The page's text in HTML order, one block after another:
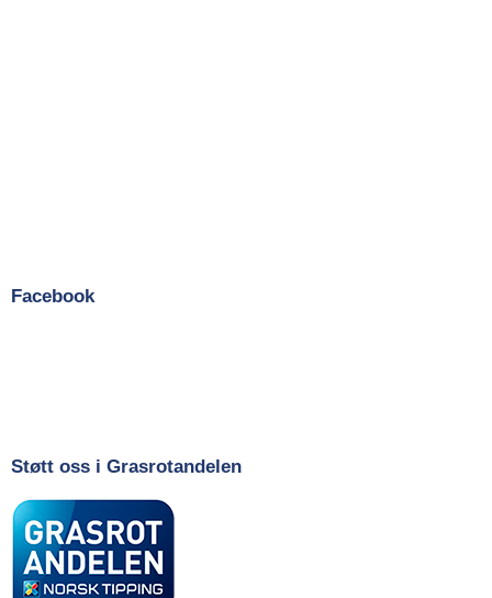
Facebook
Støtt oss i Grasrotandelen